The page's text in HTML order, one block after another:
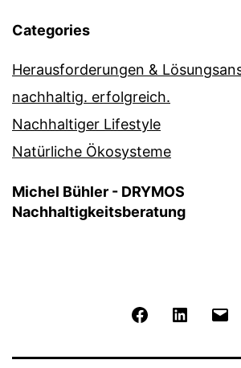
Categories
Herausforderungen &
nachhaltig. erfolgreich.
Nachhaltiger Lifestyle
Natürliche Ökosysteme
Michel Bühler - DRYMOS
Nachhaltigkeitsberatung
FacebookLinkedIn